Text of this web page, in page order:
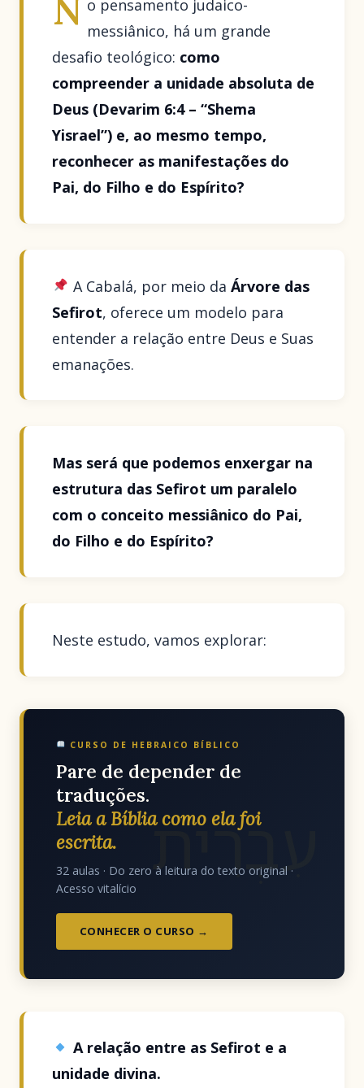
N o pensamento judaico-
messiânico, há um grande
desafio teológico: como
compreender a unidade absoluta de
Deus (Devarim 6:4 – “Shema
Yisrael”) e, ao mesmo tempo,
reconhecer as manifestações do
Pai, do Filho e do Espírito?
A Cabalá, por meio da Árvore das
Sefirot, oferece um modelo para
entender a relação entre Deus e Suas
emanações.
Mas será que podemos enxergar na
estrutura das Sefirot um paralelo
com o conceito messiânico do Pai,
do Filho e do Espírito?
Neste estudo, vamos explorar:
עִבְרִית
CURSO DE HEBRAICO BÍBLICO
Pare de depender de
traduções.
Leia a Bíblia como ela foi
escrita.
32 aulas · Do zero à leitura do texto original ·
Acesso vitalício
CONHECER O CURSO →
A relação entre as Sefirot e a
unidade divina.